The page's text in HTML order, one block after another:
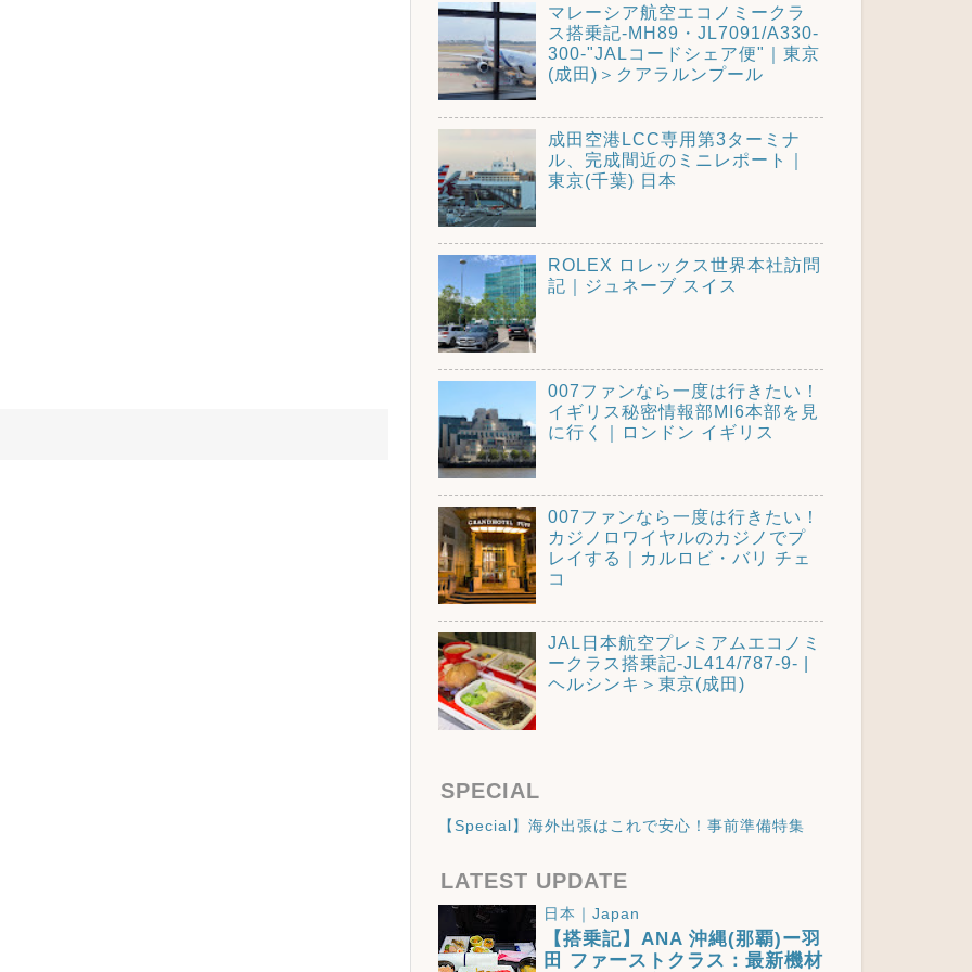
マレーシア航空エコノミークラ
ス搭乗記-MH89・JL7091/A330-
300-"JALコードシェア便"｜東京
(成田)＞クアラルンプール
成田空港LCC専用第3ターミナ
ル、完成間近のミニレポート｜
東京(千葉) 日本
ROLEX ロレックス世界本社訪問
記｜ジュネーブ スイス
007ファンなら一度は行きたい！
イギリス秘密情報部MI6本部を見
に行く｜ロンドン イギリス
007ファンなら一度は行きたい！
カジノロワイヤルのカジノでプ
レイする｜カルロビ・バリ チェ
コ
JAL日本航空プレミアムエコノミ
ークラス搭乗記-JL414/787-9- |
ヘルシンキ＞東京(成田)
SPECIAL
【Special】海外出張はこれで安心！事前準備特集
LATEST UPDATE
日本｜Japan
【搭乗記】ANA 沖縄(那覇)ー羽
田 ファーストクラス：最新機材